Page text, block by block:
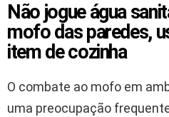
Não jogue água
mofo das paredes,
item de cozinha
O combate ao mofo em
uma preocupação